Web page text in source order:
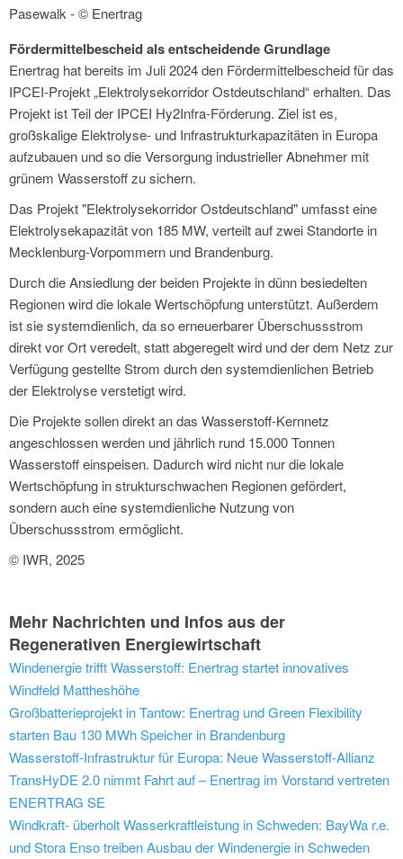
Pasewalk - © Enertrag
Fördermittelbescheid als entscheidende Grundlage
Enertrag hat bereits im Juli 2024 den Fördermittelbescheid für das
IPCEI-Projekt „Elektrolysekorridor Ostdeutschland“ erhalten. Das
Projekt ist Teil der IPCEI Hy2Infra-Förderung. Ziel ist es,
großskalige Elektrolyse- und Infrastrukturkapazitäten in Europa
aufzubauen und so die Versorgung industrieller Abnehmer mit
grünem Wasserstoff zu sichern.
Das Projekt "Elektrolysekorridor Ostdeutschland" umfasst eine
Elektrolysekapazität von 185 MW, verteilt auf zwei Standorte in
Mecklenburg-Vorpommern und Brandenburg.
Durch die Ansiedlung der beiden Projekte in dünn besiedelten
Regionen wird die lokale Wertschöpfung unterstützt. Außerdem
ist sie systemdienlich, da so erneuerbarer Überschussstrom
direkt vor Ort veredelt, statt abgeregelt wird und der dem Netz zur
Verfügung gestellte Strom durch den systemdienlichen Betrieb
der Elektrolyse verstetigt wird.
Die Projekte sollen direkt an das Wasserstoff-Kernnetz
angeschlossen werden und jährlich rund 15.000 Tonnen
Wasserstoff einspeisen. Dadurch wird nicht nur die lokale
Wertschöpfung in strukturschwachen Regionen gefördert,
sondern auch eine systemdienliche Nutzung von
Überschussstrom ermöglicht.
© IWR, 2025
Mehr Nachrichten und Infos aus der
Regenerativen Energiewirtschaft
Windenergie trifft Wasserstoff: Enertrag startet innovatives
Windfeld Mattheshöhe
Großbatterieprojekt in Tantow: Enertrag und Green Flexibility
starten Bau 130 MWh Speicher in Brandenburg
Wasserstoff-Infrastruktur für Europa: Neue Wasserstoff-Allianz
TransHyDE 2.0 nimmt Fahrt auf – Enertrag im Vorstand vertreten
ENERTRAG SE
Windkraft- überholt Wasserkraftleistung in Schweden: BayWa r.e.
und Stora Enso treiben Ausbau der Windenergie in Schweden